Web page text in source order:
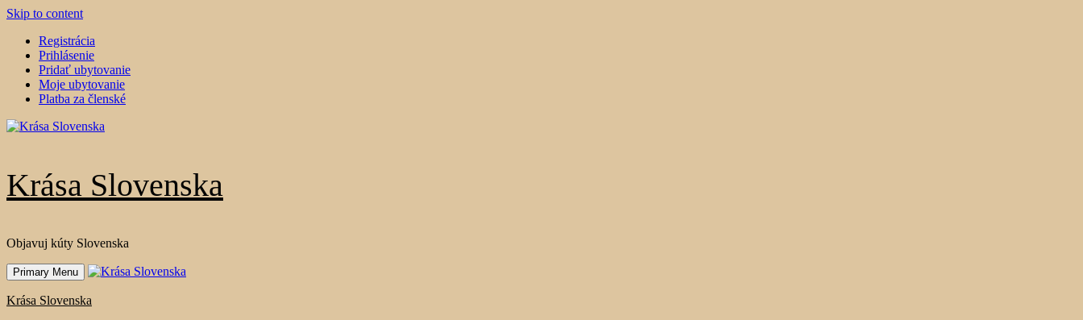
Skip to content
Registrácia
Prihlásenie
Pridať ubytovanie
Moje ubytovanie
Platba za členské
Krása Slovenska
Objavuj kúty Slovenska
Primary Menu
Krása Slovenska